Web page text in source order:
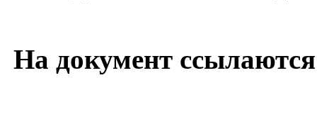
На документ